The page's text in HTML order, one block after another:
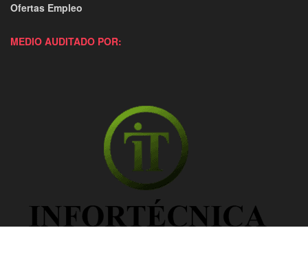
Ofertas Empleo
MEDIO AUDITADO POR: